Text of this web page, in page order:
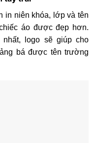
in niên khóa, lớp và tên
áo được đẹp hơn.
logo sẽ giúp cho
bá được tên trường